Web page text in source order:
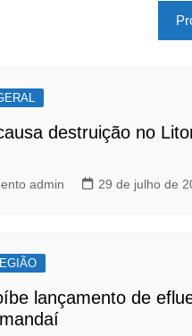
destruição no
admin 29 de julho de
lançamento de